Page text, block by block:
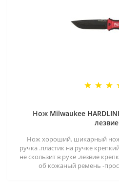
Нож Milwaukee
Нож хороший. шикарный нож
ручка .пластик на ручке
не скользит в руке .лезвие
об кожаный ремень -